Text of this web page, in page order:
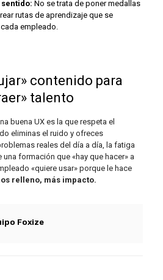
No se trata de poner medallas
rutas de aprendizaje que se
empleado.
contenido para
talento
buena UX es la que respeta el
eliminas el ruido y ofreces
reales del día a día, la fatiga
formación que «hay que hacer» a
«quiere usar» porque le hace
relleno, más impacto.
Foxize